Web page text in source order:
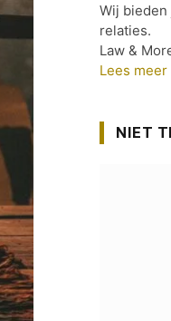
Wij
relaties.
Law &
Lees meer
NIET